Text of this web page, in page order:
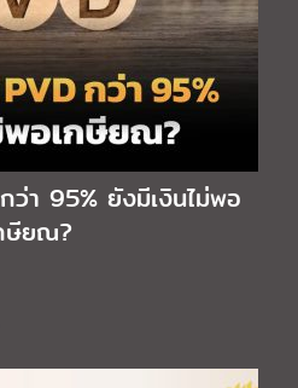
ว่า 95% ยังมีเงินไม่พอ
ษียณ?